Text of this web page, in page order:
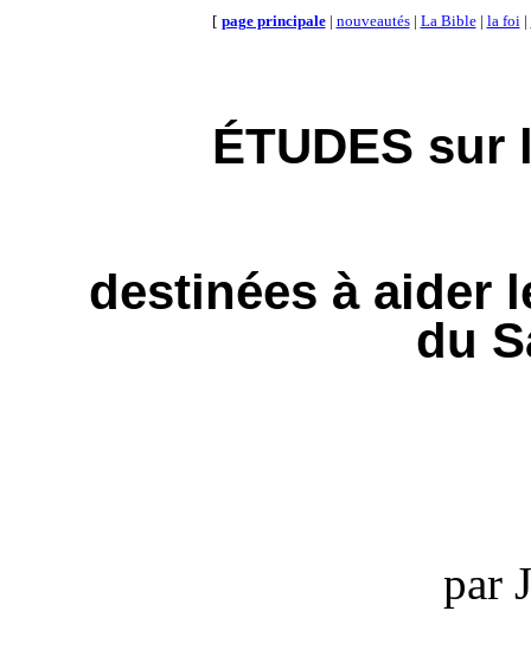
[ page principale| nouveautés| La Bible| la foi|
ÉTUDES sur
destinées à aider
du
par